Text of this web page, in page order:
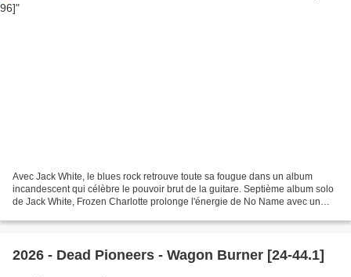
Avec Jack White, le blues rock retrouve toute sa fougue dans un album
incandescent qui célèbre le pouvoir brut de la guitare. Septième album solo
de Jack White, Frozen Charlotte prolonge l'énergie de No Name avec un
2026 - Dead Pioneers - Wagon Burner [24-44.1]